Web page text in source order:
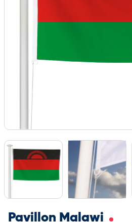
Pavillon Malawi